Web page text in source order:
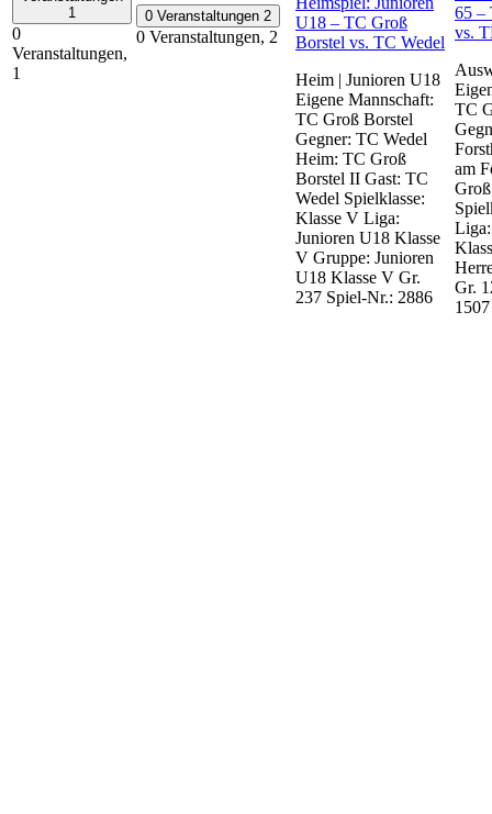
1
0
Veranstaltungen,
1
0 Veranstaltungen 2
0 Veranstaltungen, 2
U18 – TC Groß
Borstel vs. TC Wedel
Heim | Junioren U18
Eigene Mannschaft:
TC Groß Borstel
Gegner: TC Wedel
Heim: TC Groß
Borstel II Gast: TC
Wedel Spielklasse:
Klasse V Liga:
Junioren U18 Klasse
V Gruppe: Junioren
U18 Klasse V Gr.
237 Spiel-Nr.: 2886
65 –
vs.
TC
am
Gr.
1507